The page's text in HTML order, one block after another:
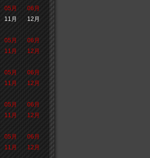
05月
06月
11月
12月
05月
06月
11月
12月
05月
06月
11月
12月
05月
06月
11月
12月
05月
06月
11月
12月